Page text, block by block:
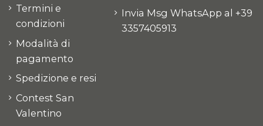
Termini e
condizioni
Modalità di
pagamento
Spedizione e resi
Contest San
Valentino
Invia Msg WhatsApp al +39
3357405913